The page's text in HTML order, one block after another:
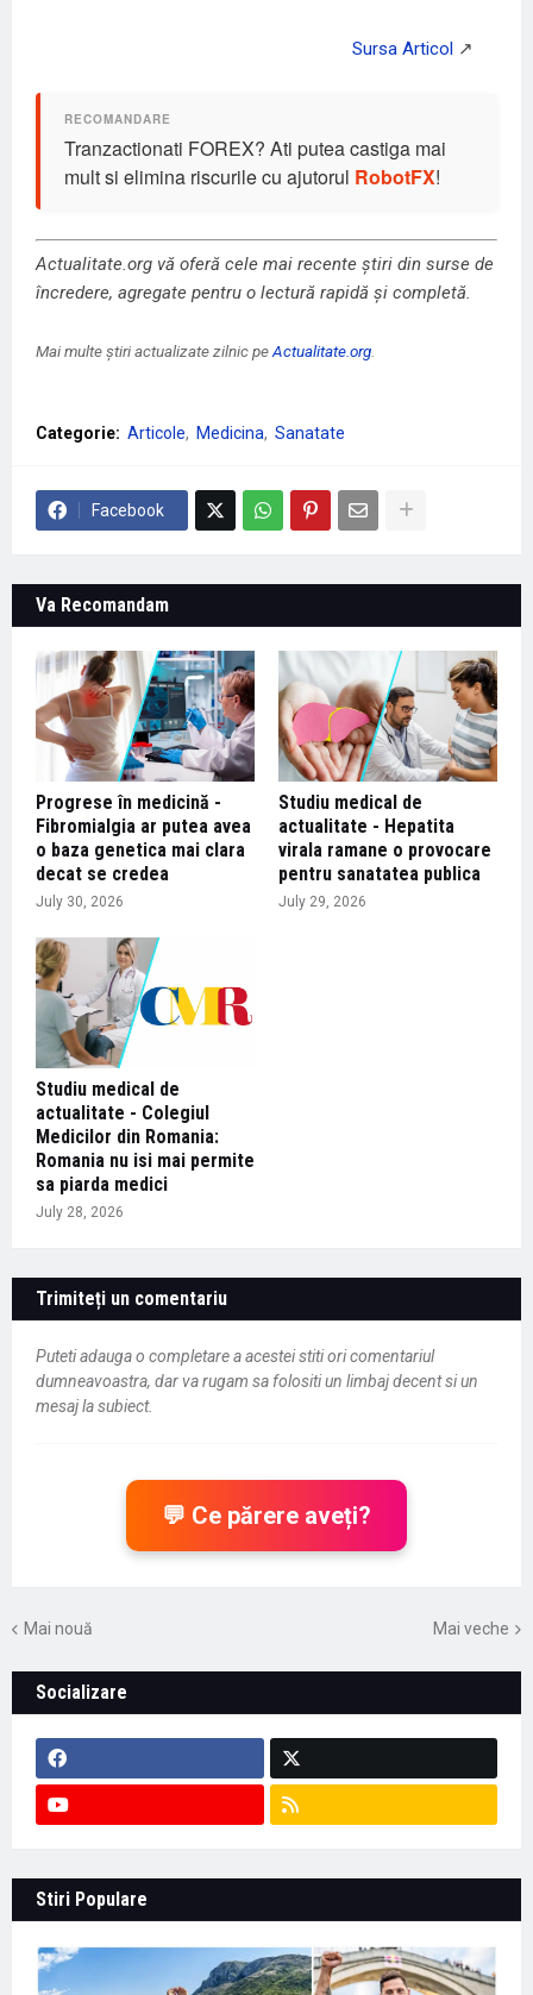
Tranzactionati FOREX? Ati putea castiga mai
mult si elimina riscurile cu ajutorul RobotFX!
Actualitate.org vă oferă cele mai recente știri din surse de
încredere, agregate pentru o lectură rapidă și completă.
Mai multe știri actualizate zilnic peActualitate.org.
Categorie: Articole Medicina Sanatate
Facebook
Va Recomandam
Progrese în medicină -
Fibromialgia ar putea avea
o baza genetica mai clara
decat se credea
July 30, 2026
Studiu medical de
actualitate - Hepatita
virala ramane o provocare
pentru sanatatea publica
July 29, 2026
Studiu medical de
actualitate - Colegiul
Medicilor din Romania:
Romania nu isi mai permite
sa piarda medici
July 28, 2026
Trimiteți un comentariu
Puteti adauga o completare a acestei stiti ori comentariul
dumneavoastra, dar va rugam sa folositi un limbaj decent si un
mesaj la subiect.
💬 Ce părere aveți?
Mai nouă Mai veche
Socializare
Stiri Populare